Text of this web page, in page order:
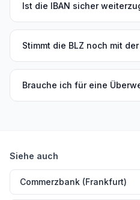
Ist die IBAN sicher
Stimmt die BLZ noch mit
Brauche ich für eine
Siehe auch
Commerzbank (Frankfurt)